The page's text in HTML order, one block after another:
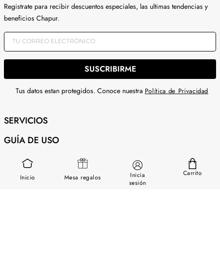
Inicio Mesa regalos
Inicia
sesión
Carrito
Registrate para recibir descuentos especiales, las ultimas tendencias y
beneficios Chapur.
SUSCRIBIRME
Tus datos estan protegidos. Conoce nuestra Política de Privacidad
SERVICIOS
GUÍA DE USO
SOBRE NOSOTROS
CONTÁCTANOS